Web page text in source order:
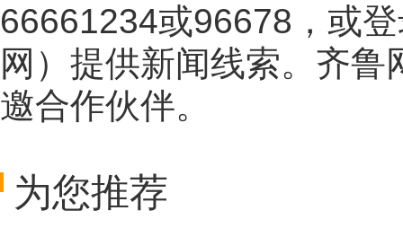
66661234或96678，或
网 ）提供新闻线索。齐鲁
邀合作伙伴。
为您推荐